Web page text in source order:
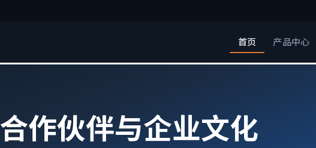
首页 产品中心
合作伙伴与企业文化